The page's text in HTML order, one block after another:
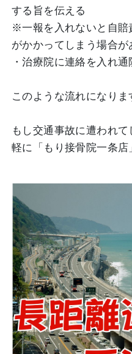
する旨を伝える
※一報を入れないと自賠
がかかってしまう場合が
・治療院に連絡を入れ通
このような流れになりま
もし交通事故に遭われ
軽に「もり接骨院一条店